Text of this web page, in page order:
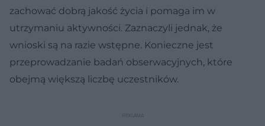
zachować dobrą jakość życia i pomaga im w
utrzymaniu aktywności. Zaznaczyli jednak, że
wnioski są na razie wstępne. Konieczne jest
przeprowadzanie badań obserwacyjnych, które
obejmą większą liczbę uczestników.